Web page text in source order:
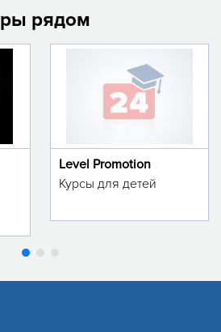
рядом
Level Promotion
Курсы для детей